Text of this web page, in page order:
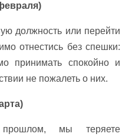
должность или перейти
отнестись без спешки:
принимать спокойно и
не пожалеть о них.
прошлом, мы теряете